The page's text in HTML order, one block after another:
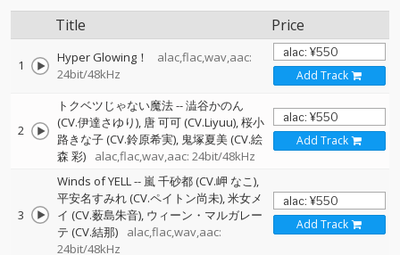
Title Price
1 Hyper Glowing！
alac,flac,wav,aac:
24bit/48kHz
Add Track
2
トクベツじゃない魔法--澁谷かのん
(CV.伊達さゆり) 唐 可可 (CV.Liyuu) 桜小
路きな子 (CV.鈴原希実) 鬼塚夏美 (CV.絵
森 彩)
alac,flac,wav,aac: 24bit/48kHz
Add Track
3
Winds of YELL-- 嵐 千砂都 (CV.岬 なこ)
平安名すみれ (CV.ペイトン尚未) 米女メ
イ (CV.薮島朱音) ウィーン・マルガレー
テ (CV.結那)
alac,flac,wav,aac:
24bit/48kHz
Add Track